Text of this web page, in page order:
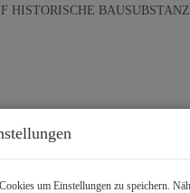
um Einstellungen zu speichern.